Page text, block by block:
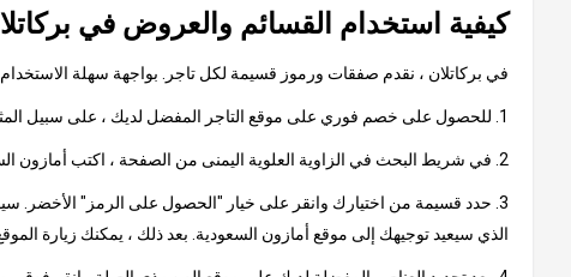
كيفية استخدام القسائم والعروض في
في بركاتلان ، نقدم صفقات ورموز قسيمة لكل تاجر. بواجهة سهلة الاستخدام
1. للحصول على خصم فوري على موقع التاجر المفضل لديك ، على سبيل المثال ، أمازون السعودية
2. في شريط البحث في الزاوية العلوية اليمنى من الصفحة ، اكتب أمازون السعودية وانقر على النتيجة ، والتي ستأخذك إلى صفحة تحتوي على كود أمازون السعودية الترويجي أو عروض أمازون.
3. حدد قسيمة من اختيارك وانقر على خيار "الحصول على الرمز" الأخضر.
الذي سيعيد توجيهك إلى موقع أمازون السعودية. بعد ذلك ، يمكنك زيارة